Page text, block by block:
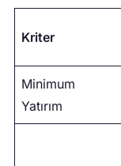
Kriter
Minimum
Yatırım